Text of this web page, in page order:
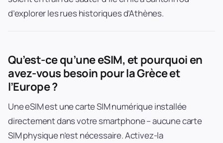
d’explorer les rues historiques d’Athènes.
Qu’est-ce qu’une eSIM, et pourquoi en
avez-vous besoin pour la Grèce et
l’Europe ?
Une eSIM est une carte SIM numérique installée
directement dans votre smartphone – aucune carte
SIM physique n’est nécessaire. Activez-la